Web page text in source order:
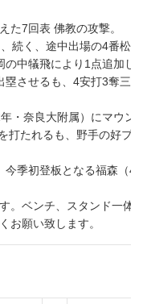
た7回表 佛教の攻撃。
続く、途中出場の4番松
中犠飛により1点追加し
させるも、4安打3奪三
・奈良大附属）にマウン
たれるも、野手の好プ
季初登板となる福森（4
。ベンチ、スタンド一体
お願い致します。